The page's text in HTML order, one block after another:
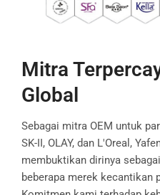
Mitra
Global
Sebagai mitra OEM untuk
SK-II, OLAY, dan L'Oreal,
membuktikan dirinya
beberapa merek kecantikan